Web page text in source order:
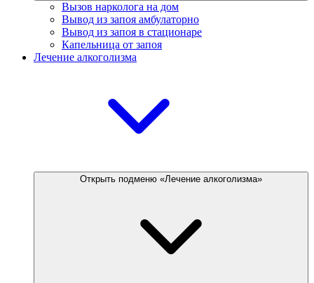
Вызов нарколога на дом
Вывод из запоя амбулаторно
Вывод из запоя в стационаре
Капельница от запоя
Лечение алкоголизма
Открыть подменю «Лечение алкоголизма»